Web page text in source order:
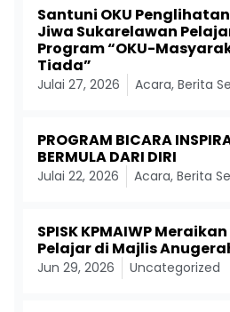
Santuni OKU
Jiwa Sukarelawan
Program “OKU-
Tiada”
Julai 27, 2026 Acara, Berita
PROGRAM BICARA
BERMULA DARI DIRI
Julai 22, 2026 Acara, Berita
SPISK KPMAIWP
Pelajar di Majlis
Jun 29, 2026 Uncategorized